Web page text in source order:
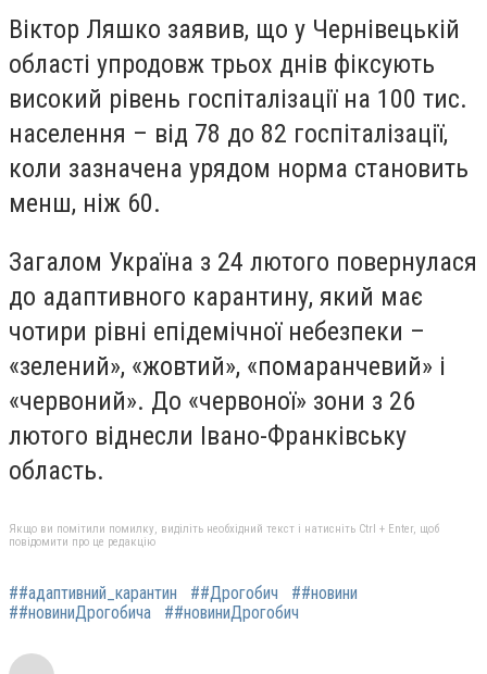
Віктор Ляшко заявив, що у Чернівецькій
області упродовж трьох днів фіксують
високий рівень госпіталізації на 100 тис.
населення – від 78 до 82 госпіталізації,
коли зазначена урядом норма становить
менш, ніж 60.
Загалом Україна з 24 лютого повернулася
до адаптивного карантину, який має
чотири рівні епідемічної небезпеки –
«зелений», «жовтий», «помаранчевий» і
«червоний». До «червоної» зони з 26
лютого віднесли Івано-Франківську
область.
Якщо ви помітили помилку, виділіть необхідний текст і натисніть Ctrl + Enter, щоб
повідомити про це редакцію
##адаптивний_карантин ##Дрогобич
##новини
##новиниДрогобича
##новиниДрогобич